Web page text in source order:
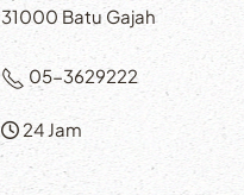
31000 Batu Gajah
05-3629222
24 Jam